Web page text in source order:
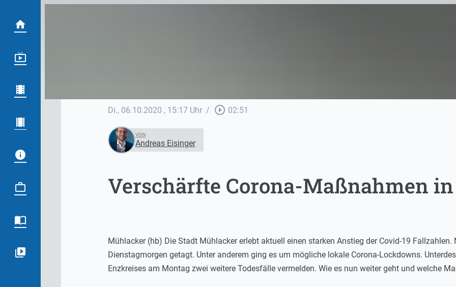
Di., 06.10.2020 , 15:17 Uhr / play_circle_outline 02:51
VON
Andreas Eisinger
Verschärfte Corona-Maßnahmen
Mühlacker (hb) Die Stadt Mühlacker erlebt aktuell einen starken Anstieg der Covid-19
Dienstagmorgen getagt. Unter anderem ging es um mögliche lokale Corona-Lockdowns.
Enzkreises am Montag zwei weitere Todesfälle vermelden. Wie es nun weiter geht und welche